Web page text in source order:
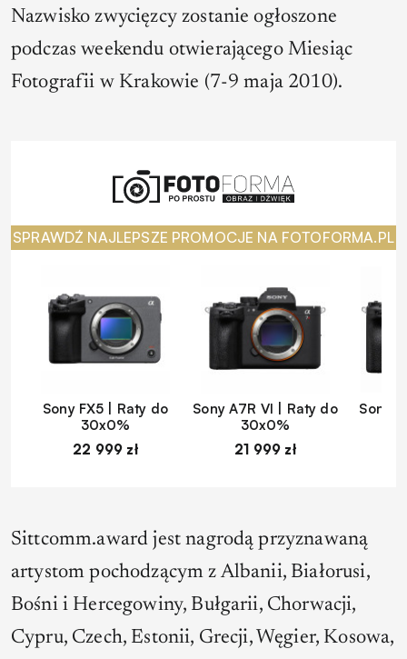
Nazwisko zwycięzcy zostanie ogłoszone
podczas weekendu otwierającego Miesiąc
Fotografii w Krakowie (7-9 maja 2010).
SPRAWDŹ NAJLEPSZE PROMOCJE NA FOTOFORMA.PL
Sony FX5 | Raty do
30x0%
22 999 zł
Sony A7R VI | Raty do
30x0%
21 999 zł
Sony
Sittcomm.award jest nagrodą przyznawaną
artystom pochodzącym z Albanii, Białorusi,
Bośni i Hercegowiny, Bułgarii, Chorwacji,
Cypru, Czech, Estonii, Grecji, Węgier, Kosowa,